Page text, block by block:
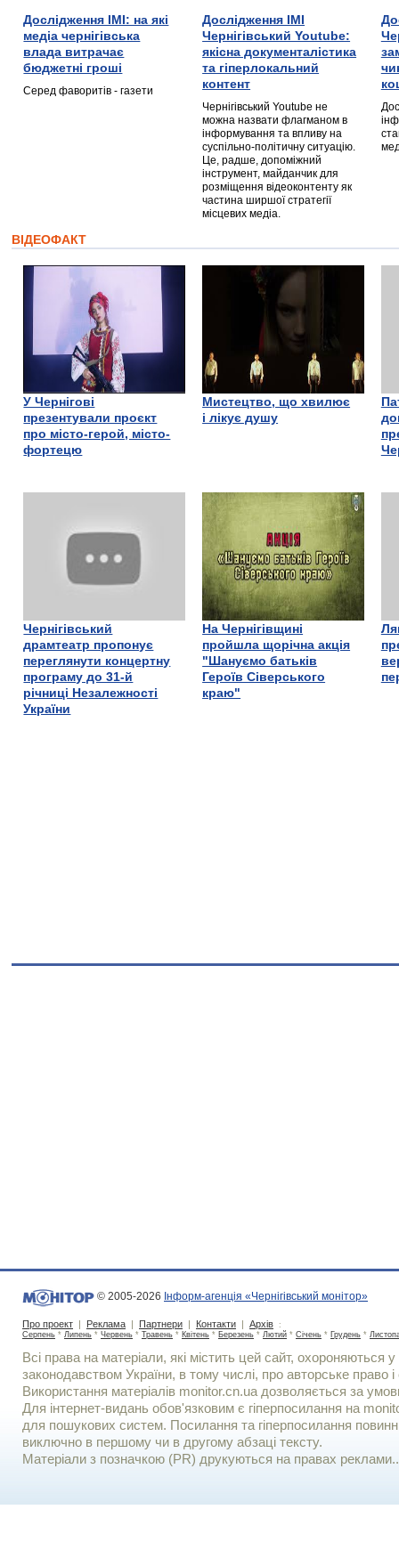
Дослідження ІМІ: на які
медіа чернігівська
влада витрачає
бюджетні гроші
Серед фаворитів - газети
Дослідження ІМІ
Чернігівський Youtube:
якісна документалістика
та гіперлокальний
контент
Чернігівський Youtube не
можна назвати флагманом в
інформування та впливу на
суспільно-політичну ситуацію.
Це, радше, допоміжний
інструмент, майданчик для
розміщення відеоконтенту як
частина ширшої стратегії
місцевих медіа.
ВІДЕОФАКТ
У Чернігові
презентували проєкт
про місто-герой, місто-
фортецю
Мистецтво, що хвилює
і лікує душу
Чернігівський
драмтеатр пропонує
переглянути концертну
програму до 31-й
річниці Незалежності
України
На Чернігівщині
пройшла щорічна акція
"Шануємо батьків
Героїв Сіверського
краю"
© 2005-2026 Інформ-агенція «Чернігівський монітор»
Про проект | Реклама | Партнери | Контакти | Архів :
Серпень * Липень * Червень * Травень * Квітень * Березень * Лютий * Січень * Грудень *
Всі права на матеріали, які містить цей сайт, охороняються у
законодавством України, в тому числі, про авторське право і
Використання матерiалiв monitor.cn.ua дозволяється за
Для iнтернет-видань обов'язковим є гiперпосилання на
для пошукових систем. Посилання та гіперпосилання
виключно в першому чи в другому абзаці тексту.
Матеріали з позначкою (PR) друкуються на правах реклами..